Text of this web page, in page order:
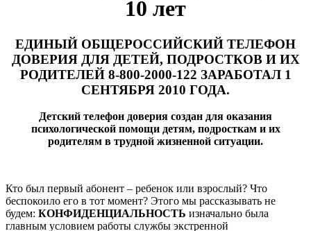
10 лет
ЕДИНЫЙ ОБЩЕРОССИЙСКИЙ ТЕЛЕФОН
ДОВЕРИЯ ДЛЯ ДЕТЕЙ, ПОДРОСТКОВ И ИХ
РОДИТЕЛЕЙ 8-800-2000-122 ЗАРАБОТАЛ 1
СЕНТЯБРЯ 2010 ГОДА.
Детский телефон доверия создан для оказания
психологической помощи детям, подросткам и их
родителям в трудной жизненной ситуации.
Кто был первый абонент – ребенок или взрослый? Что
беспокоило его в тот момент? Этого мы рассказывать не
будем: КОНФИДЕНЦИАЛЬНОСТЬ изначально была
главным условием работы службы экстренной